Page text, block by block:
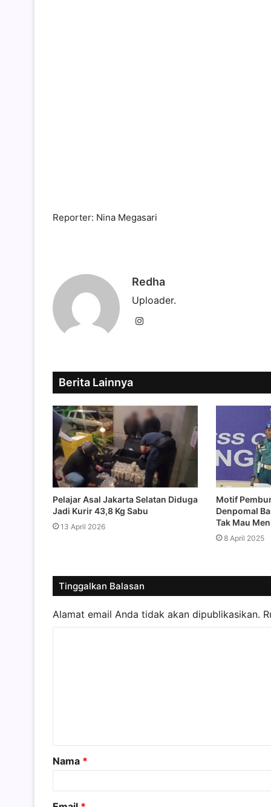
Reporter: Nina Megasari
Redha
Uploader.
Instagram
Berita Lainnya
Pelajar Asal Jakarta Selatan Diduga
Jadi Kurir 43,8 Kg Sabu
13 April 2026
Motif
Denpomal
Tak Mau
8 April 2025
Tinggalkan Balasan
Alamat email Anda tidak akan dipublikasikan.
a
r
Nama *